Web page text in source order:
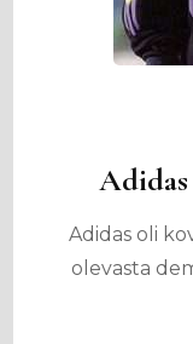
Adidas oli
olevasta